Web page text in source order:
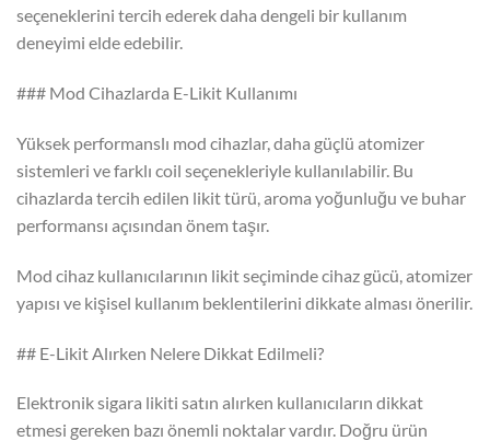
seçeneklerini tercih ederek daha dengeli bir kullanım
deneyimi elde edebilir.
### Mod Cihazlarda E-Likit Kullanımı
Yüksek performanslı mod cihazlar, daha güçlü atomizer
sistemleri ve farklı coil seçenekleriyle kullanılabilir. Bu
cihazlarda tercih edilen likit türü, aroma yoğunluğu ve buhar
performansı açısından önem taşır.
Mod cihaz kullanıcılarının likit seçiminde cihaz gücü, atomizer
yapısı ve kişisel kullanım beklentilerini dikkate alması önerilir.
## E-Likit Alırken Nelere Dikkat Edilmeli?
Elektronik sigara likiti satın alırken kullanıcıların dikkat
etmesi gereken bazı önemli noktalar vardır. Doğru ürün